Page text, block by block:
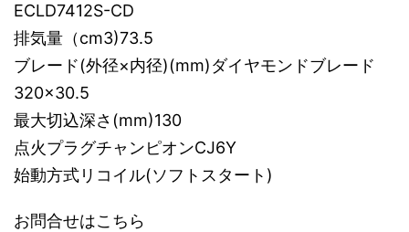
ECLD7412S-CD
排気量（cm3)73.5
ブレード(外径×内径)(mm)ダイヤモンドブレード
320×30.5
最大切込深さ(mm)130
点火プラグチャンピオンCJ6Y
始動方式リコイル(ソフトスタート)
お問合せはこちら